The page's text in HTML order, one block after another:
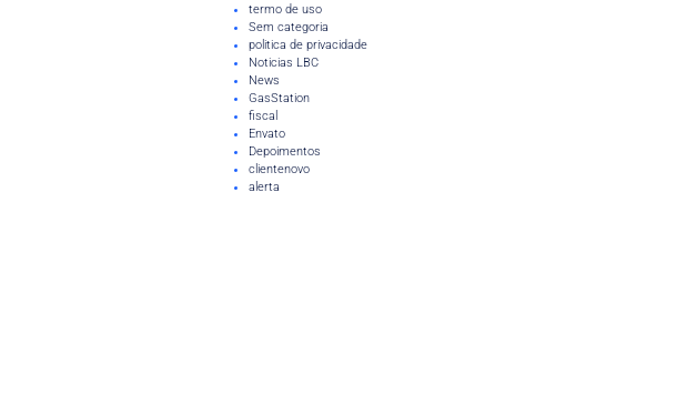
termo de uso
Sem categoria
politica de privacidade
Noticias LBC
News
GasStation
fiscal
Envato
Depoimentos
clientenovo
alerta